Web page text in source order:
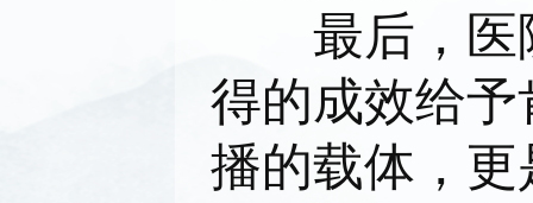
最后，医院
得的成效给予
播的载体，